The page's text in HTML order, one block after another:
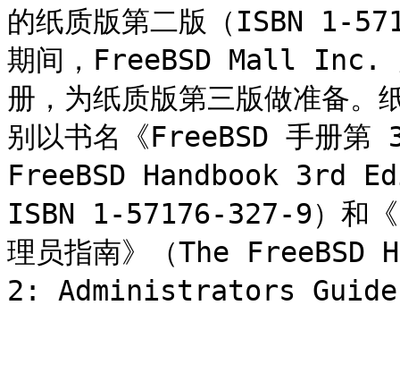
的纸质版第二版（ISBN 1-
期间，FreeBSD Mall Inc.
册，为纸质版第三版做准备。
别以书名《FreeBSD 手册
FreeBSD Handbook 3rd
ISBN 1-57176-327-9）和
理员指南》（The